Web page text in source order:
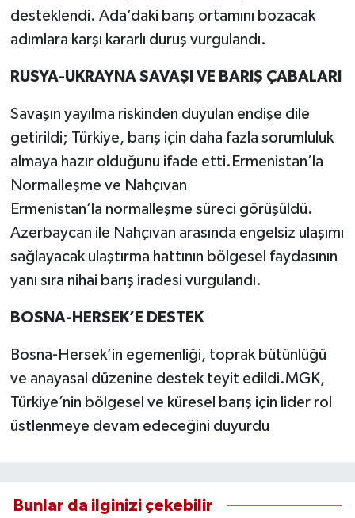
desteklendi. Ada’daki barış ortamını bozacak
adımlara karşı kararlı duruş vurgulandı.
RUSYA-UKRAYNA SAVAŞI VE BARIŞ ÇABALARI
Savaşın yayılma riskinden duyulan endişe dile
getirildi; Türkiye, barış için daha fazla sorumluluk
almaya hazır olduğunu ifade etti.Ermenistan’la
Normalleşme ve Nahçıvan
Ermenistan’la normalleşme süreci görüşüldü.
Azerbaycan ile Nahçıvan arasında engelsiz ulaşımı
sağlayacak ulaştırma hattının bölgesel faydasının
yanı sıra nihai barış iradesi vurgulandı.
BOSNA-HERSEK’E DESTEK
Bosna-Hersek’in egemenliği, toprak bütünlüğü
ve anayasal düzenine destek teyit edildi.MGK,
Türkiye’nin bölgesel ve küresel barış için lider rol
üstlenmeye devam edeceğini duyurdu
Bunlar da ilginizi çekebilir